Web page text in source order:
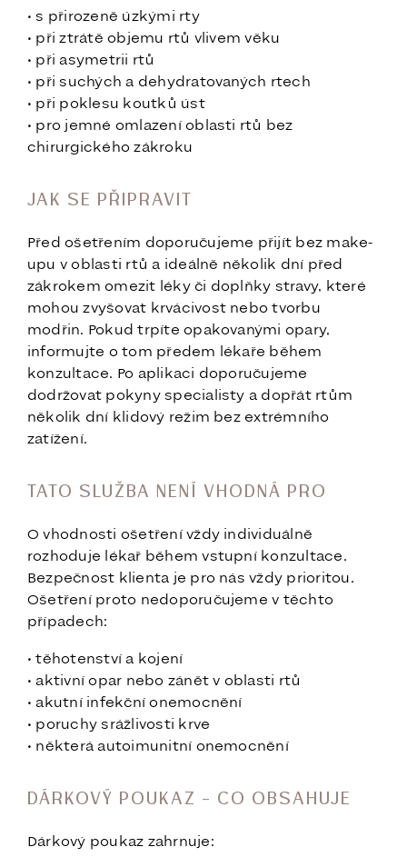
• s přirozeně úzkými rty
• při ztrátě objemu rtů vlivem věku
• při asymetrii rtů
• při suchých a dehydratovaných rtech
• při poklesu koutků úst
• pro jemné omlazení oblasti rtů bez
chirurgického zákroku
JAK SE PŘIPRAVIT
Před ošetřením doporučujeme přijít bez make-
upu v oblasti rtů a ideálně několik dní před
zákrokem omezit léky či doplňky stravy, které
mohou zvyšovat krvácivost nebo tvorbu
modřin. Pokud trpíte opakovanými opary,
informujte o tom předem lékaře během
konzultace. Po aplikaci doporučujeme
dodržovat pokyny specialisty a dopřát rtům
několik dní klidový režim bez extrémního
zatížení.
TATO SLUŽBA NENÍ VHODNÁ PRO
O vhodnosti ošetření vždy individuálně
rozhoduje lékař během vstupní konzultace.
Bezpečnost klienta je pro nás vždy prioritou.
Ošetření proto nedoporučujeme v těchto
případech:
• těhotenství a kojení
• aktivní opar nebo zánět v oblasti rtů
• akutní infekční onemocnění
• poruchy srážlivosti krve
• některá autoimunitní onemocnění
DÁRKOVÝ POUKAZ – CO OBSAHUJE
Dárkový poukaz zahrnuje: